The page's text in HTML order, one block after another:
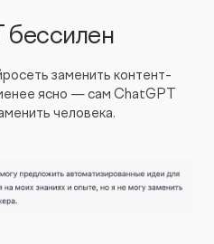
заменить контент-
ясно — сам ChatGPT
человека.